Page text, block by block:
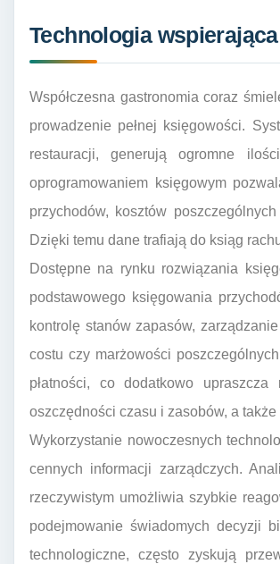
Technologia
Współczesna gastronomia coraz
prowadzenie pełnej księgowości.
restauracji, generują ogromne
oprogramowaniem księgowym
przychodów, kosztów
Dzięki temu dane trafiają do ksiąg
Dostępne na rynku rozwiązania
podstawowego księgowania
kontrolę stanów zapasów,
costu czy marżowości
płatności, co dodatkowo
oszczędności czasu i zasobów, a
Wykorzystanie nowoczesnych
cennych informacji zarządczych.
rzeczywistym umożliwia szybkie
podejmowanie świadomych decyzji
technologiczne, często zyskują